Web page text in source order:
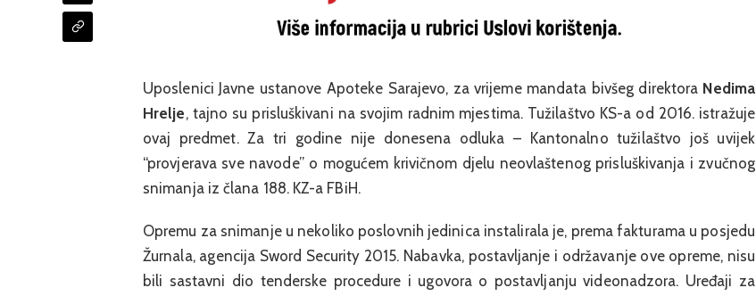
Uposlenici Javne ustanove Apoteke Sarajevo, za vrijeme mandata bivšeg direktora Nedima
Hrelje, tajno su prisluškivani na svojim radnim mjestima. Tužilaštvo KS-a od 2016. istražuje
ovaj predmet. Za tri godine nije donesena odluka – Kantonalno tužilaštvo još uvijek
“provjerava sve navode” o mogućem krivičnom djelu neovlaštenog prisluškivanja i zvučnog
snimanja iz člana 188. KZ-a FBiH.
Opremu za snimanje u nekoliko poslovnih jedinica instalirala je, prema fakturama u posjedu
Žurnala, agencija Sword Security 2015. Nabavka, postavljanje i održavanje ove opreme, nisu
bili sastavni dio tenderske procedure i ugovora o postavljanju videonadzora. Uređaji za